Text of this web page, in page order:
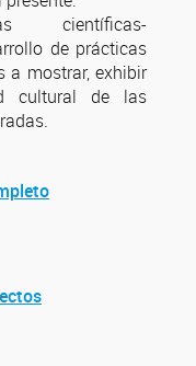
científicas-
de prácticas
a mostrar, exhibir
cultural de las